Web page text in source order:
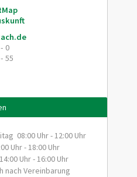
0
55
08:00 Uhr - 12:00 Uhr
Uhr - 18:00 Uhr
Uhr - 16:00 Uhr
nach Vereinbarung